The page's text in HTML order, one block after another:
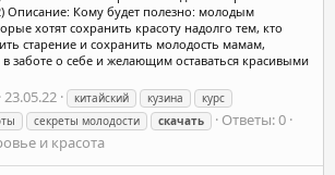
Описание: Кому будет полезно: молодым
хотят сохранить красоту надолго тем, кто
старение и сохранить молодость мамам,
заботе о себе и желающим оставаться красивыми
23.05.22 китайский кузина
курс
секреты молодости скачать
Ответы: 0
и красота